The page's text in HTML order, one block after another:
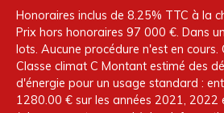
Honoraires inclus de 8.25% TTC à la
Prix hors honoraires 97 000 €. Dans
lots. Aucune procédure n'est en cours.
Classe climat C Montant estimé des
d'énergie pour un usage standard :
1280.00 € sur les années 2021, 2022